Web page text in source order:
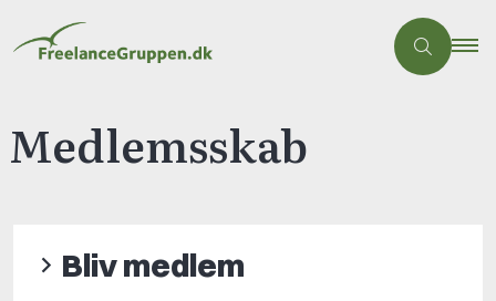
Medlemsskab
Bliv medlem